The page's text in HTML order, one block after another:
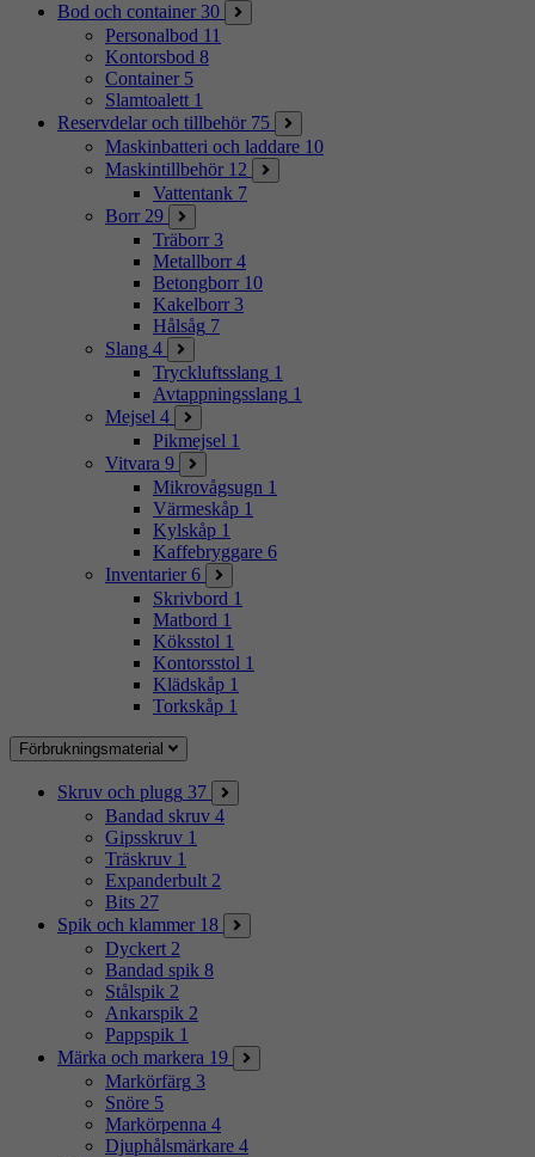
Bod och container 30
Personalbod 11
Kontorsbod 8
Container 5
Slamtoalett 1
Reservdelar och tillbehör 75
Maskinbatteri och laddare 10
Maskintillbehör 12
Vattentank 7
Borr 29
Träborr 3
Metallborr 4
Betongborr 10
Kakelborr 3
Hålsåg 7
Slang 4
Tryckluftsslang 1
Avtappningsslang 1
Mejsel 4
Pikmejsel 1
Vitvara 9
Mikrovågsugn 1
Värmeskåp 1
Kylskåp 1
Kaffebryggare 6
Inventarier 6
Skrivbord 1
Matbord 1
Köksstol 1
Kontorsstol 1
Klädskåp 1
Torkskåp 1
Förbrukningsmaterial
Skruv och plugg 37
Bandad skruv 4
Gipsskruv 1
Träskruv 1
Expanderbult 2
Bits 27
Spik och klammer 18
Dyckert 2
Bandad spik 8
Stålspik 2
Ankarspik 2
Pappspik 1
Märka och markera 19
Markörfärg 3
Snöre 5
Markörpenna 4
Djuphålsmärkare 4